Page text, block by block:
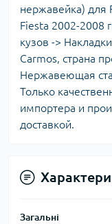
нержавейка) для
Fiesta 2002-2008
кузов ->
Carmos, страна
Нержавеющая
Только
импортера и
доставкой.
Загальні